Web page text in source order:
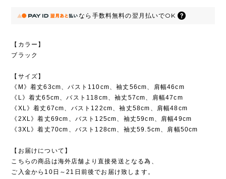
なら 手数料無料の翌月払いでOK
【カラー】
ブラック
【サイズ】
《M》着丈63cm、バスト110cm、袖丈56cm、肩幅46cm
《L》着丈65cm、バスト118cm、袖丈57cm、肩幅47cm
《XL》着丈67cm、バスト122cm、袖丈58cm、肩幅48cm
《2XL》着丈69cm、バスト125cm、袖丈59cm、肩幅49cm
《3XL》着丈70cm、バスト128cm、袖丈59.5cm、肩幅50cm
【お届けについて】
こちらの商品は海外店舗より直接発送となる為、
ご入金から10日～21日前後でお届け致します。